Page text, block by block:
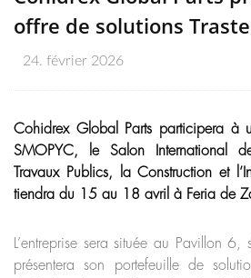
offre de solutions
24. février 2026
Cohidrex Global Parts participera à
SMOPYC, le Salon International
Travaux Publics, la Construction et
tiendra du 15 au 18 avril à Feria de
L’entreprise sera située au Pavillon
présentera son portefeuille de